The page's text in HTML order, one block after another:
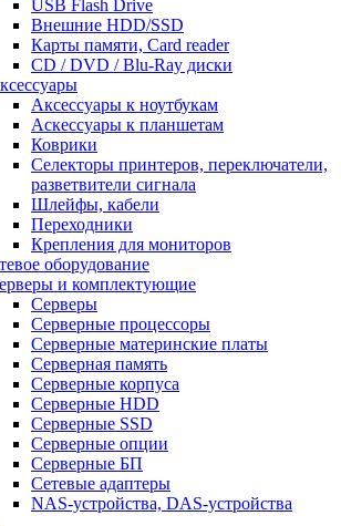
USB Flash Drive
Внешние HDD/SSD
Карты памяти, Card reader
CD / DVD / Blu-Ray диски
Аксессуары к ноутбукам
Аскессуары к планшетам
Коврики
Селекторы принтеров, переключатели,
разветвители сигнала
Шлейфы, кабели
Переходники
Крепления для мониторов
оборудование
и комплектующие
Серверы
Серверные процессоры
Серверные материнские платы
Серверная память
Серверные корпуса
Серверные HDD
Серверные SSD
Серверные опции
Серверные БП
Сетевые адаптеры
NAS-устройства, DAS-устройства